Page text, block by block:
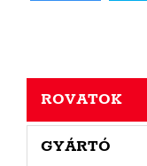
ROVATOK
GYÁRTÓ